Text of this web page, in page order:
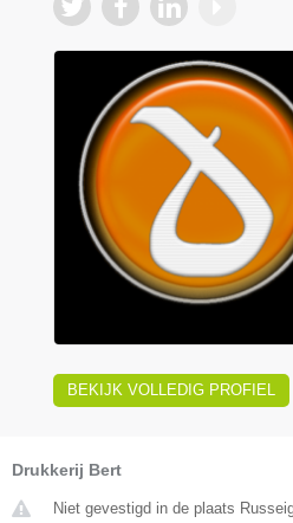
BEKIJK VOLLEDIG PROFIEL
Drukkerij Bert
Niet gevestigd in de plaats